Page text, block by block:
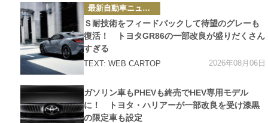
カ
テ
ゴ
リ
ー
最新自動車ニュース
Ｓ耐技術をフィードバックして待望のグレーも
復活！ トヨタGR86の一部改良が盛りだくさん
すぎる
TEXT: WEB CARTOP 2026年08月06日
カ
テ
ゴ
リ
ー
ガソリン車もPHEVも終売でHEV専用モデル
に！ トヨタ・ハリアーが一部改良を受け漆黒
の限定車も設定